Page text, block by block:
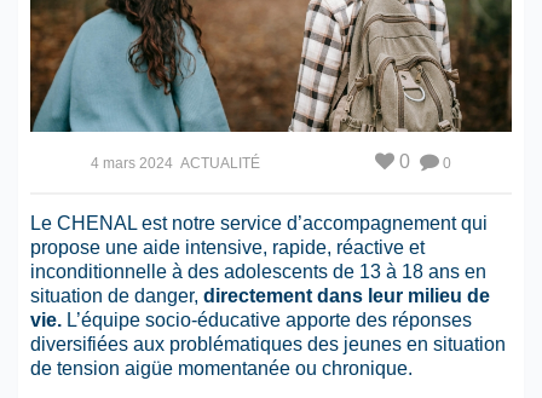
4 mars 2024 ACTUALITÉ 0
0
Le CHENAL est notre service d’accompagnement qui
propose une aide intensive, rapide, réactive et
inconditionnelle à des adolescents de 13 à 18 ans en
situation de danger, directement dans leur milieu de
vie. L’équipe socio-éducative apporte des réponses
diversifiées aux problématiques des jeunes en situation
de tension aigüe momentanée ou chronique.